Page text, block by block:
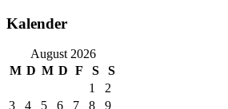
Kalender
August 2026
M D M D F S
S
1
2
3
4 5 6 7 8
9